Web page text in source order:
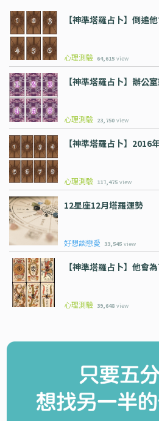
【神準塔羅占卜】倒追
心理測驗 64,615 view
【神準塔羅占卜】辦公
心理測驗 23,750 view
【神準塔羅占卜】2016
心理測驗 117,475 view
12星座12月塔羅運勢
好想談戀愛 33,545 view
【神準塔羅占卜】他會
心理測驗 39,648 view